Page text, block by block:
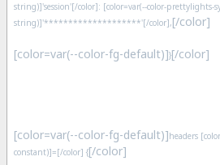
string)]'session'[/color]: [color=var(--color-prettylights-
string)]'********************'[/color],[/color]
[color=var(--color-fg-default)]}[/color]
[color=var(--color-fg-default)]headers
constant)]=[/color] {[/color]